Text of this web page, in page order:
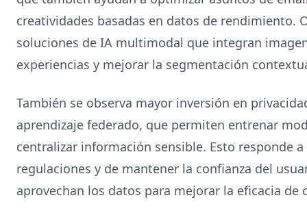
creatividades basadas en datos de rendimiento.
soluciones de IA multimodal que integran
experiencias y mejorar la segmentación
También se observa mayor inversión en
aprendizaje federado, que permiten entrenar
centralizar información sensible. Esto responde
regulaciones y de mantener la confianza del
aprovechan los datos para mejorar la eficacia de